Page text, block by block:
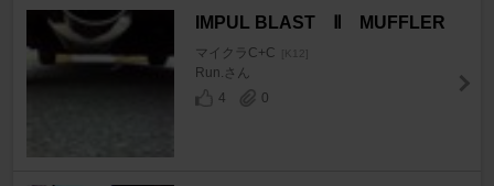
IMPUL BLAST Ⅱ MUFFLER
マイクラC+C [K12]
Run.さん
4
0